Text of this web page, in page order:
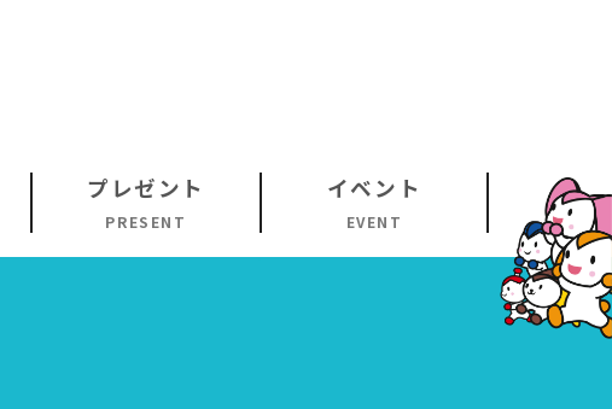
プレゼント
PRESENT
イベント
EVENT